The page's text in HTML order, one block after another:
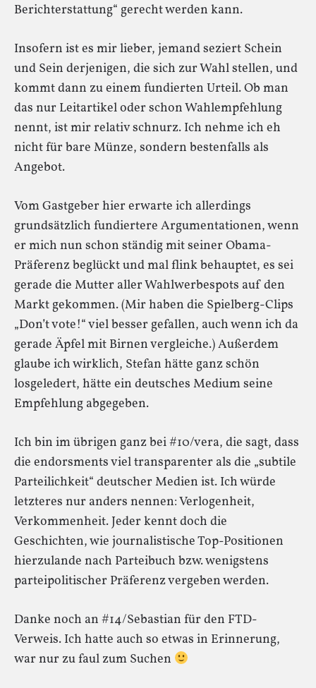
Berichterstattung“ gerecht werden kann.
Insofern ist es mir lieber, jemand seziert Schein
und Sein derjenigen, die sich zur Wahl stellen, und
kommt dann zu einem fundierten Urteil. Ob man
das nur Leitartikel oder schon Wahlempfehlung
nennt, ist mir relativ schnurz. Ich nehme ich eh
nicht für bare Münze, sondern bestenfalls als
Angebot.
Vom Gastgeber hier erwarte ich allerdings
grundsätzlich fundiertere Argumentationen, wenn
er mich nun schon ständig mit seiner Obama-
Präferenz beglückt und mal flink behauptet, es sei
gerade die Mutter aller Wahlwerbespots auf den
Markt gekommen. (Mir haben die Spielberg-Clips
„Don’t vote!“ viel besser gefallen, auch wenn ich da
gerade Äpfel mit Birnen vergleiche.) Außerdem
glaube ich wirklich, Stefan hätte ganz schön
losgeledert, hätte ein deutsches Medium seine
Empfehlung abgegeben.
Ich bin im übrigen ganz bei #10/vera, die sagt, dass
die endorsments viel transparenter als die „subtile
Parteilichkeit“ deutscher Medien ist. Ich würde
letzteres nur anders nennen: Verlogenheit,
Verkommenheit. Jeder kennt doch die
Geschichten, wie journalistische Top-Positionen
hierzulande nach Parteibuch bzw. wenigstens
parteipolitischer Präferenz vergeben werden.
Danke noch an #14/Sebastian für den FTD-
Verweis. Ich hatte auch so etwas in Erinnerung,
war nur zu faul zum Suchen